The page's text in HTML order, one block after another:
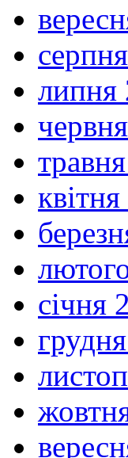
липня
січня